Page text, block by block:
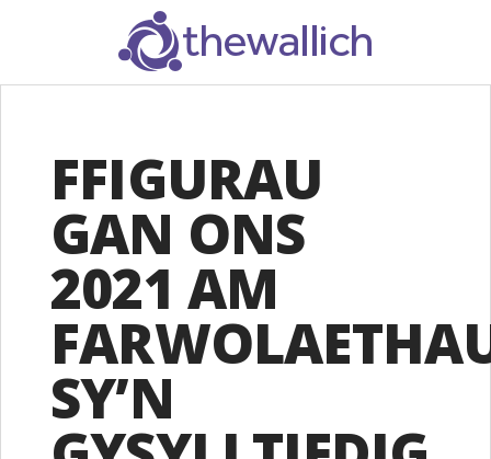
SEARCH
FFIGURAU
GAN ONS
2021 AM
SY’N